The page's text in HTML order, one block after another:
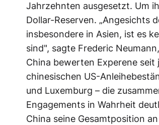
Jahrzehnten ausgesetzt. Um
Dollar-Reserven. „Angesichts
insbesondere in Asien, ist es
sind", sagte Frederic
China bewerten Experene
chinesischen US-
und Luxemburg – die
Engagements in Wahrheit
China seine Gesamtposition